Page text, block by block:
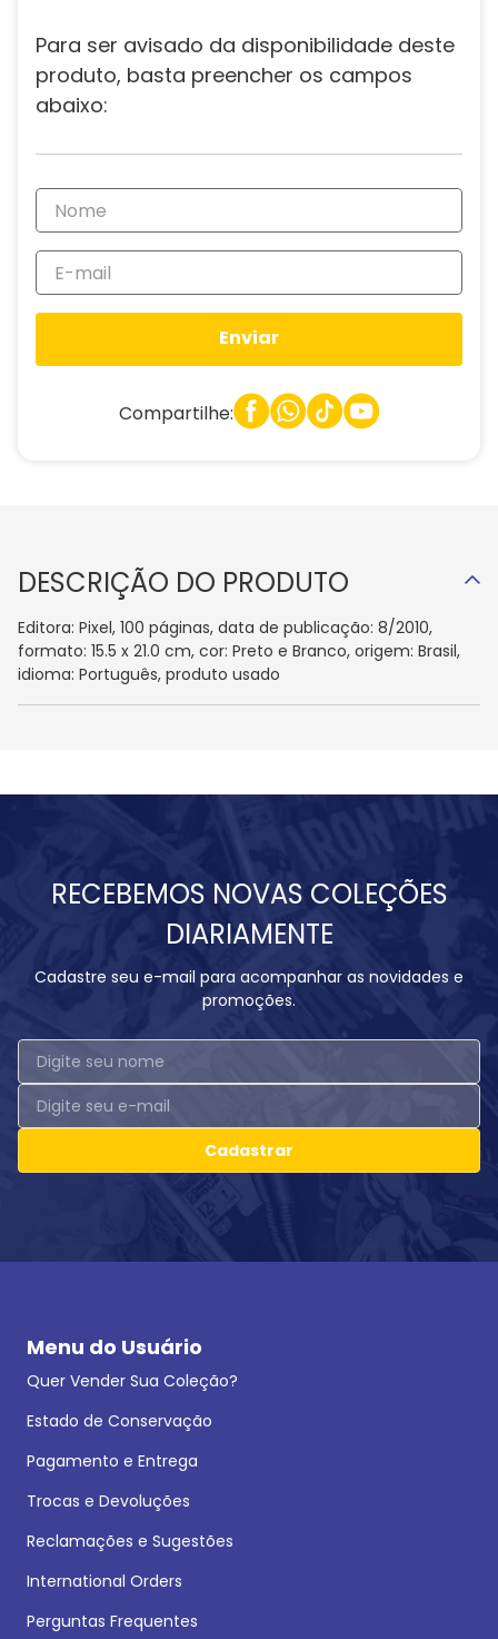
Para ser avisado da disponibilidade deste
produto, basta preencher os campos
abaixo:
Enviar
Compartilhe:
DESCRIÇÃO DO PRODUTO
Editora: Pixel, 100 páginas, data de publicação: 8/2010,
formato: 15.5 x 21.0 cm, cor: Preto e Branco, origem: Brasil,
idioma: Português, produto usado
RECEBEMOS NOVAS COLEÇÕES
DIARIAMENTE
Cadastre seu e-mail para acompanhar as novidades e
promoções.
Cadastrar
Menu do Usuário
Quer Vender Sua Coleção?
Estado de Conservação
Pagamento e Entrega
Trocas e Devoluções
Reclamações e Sugestões
International Orders
Perguntas Frequentes